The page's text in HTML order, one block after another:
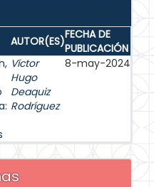
AUTOR(ES)FECHA DE
PUBLICACIÓN
Víctor
Hugo
Deaquiz
Rodríguez
8-may-2024